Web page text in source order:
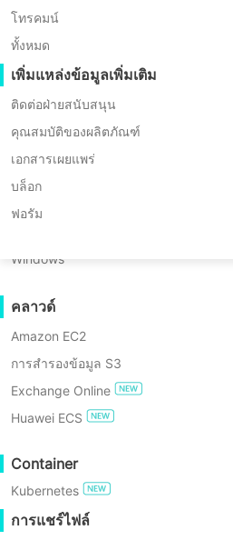
การย้ายข้อมูล C2V
การย้ายข้อมูล P2C
กู้คืนได้
การตรวจสอบการกู้คืนเครื่องเสมือน
การตรวจสอบการกู้คืนระบบปฏิบัติการ
ความปลอดภัยของข้อมูล
สำรองข้อมูลไปยังคลาวด์
การปฏิบัติตาม GDPR
Oracle OLVM
XenServer/Citrix Hypervisor
KayGrid
FusionOne Compute
Windows
คลาวด์
Amazon EC2
การสำรองข้อมูล S3
Exchange Online
Huawei ECS
Container
Kubernetes
การแชร์ไฟล์
โทรคมน์
ทั้งหมด
เพิ่มแหล่งข้อมูลเพิ่มเติม
ติดต่อฝ่ายสนับสนุน
คุณสมบัติของผลิตภัณฑ์
เอกสารเผยแพร่
บล็อก
ฟอรัม
เสมือนที่มีประสิทธิภาพ เสถีย
เพื่อตอบสนองความต้องการของ
ขณะทำงานที่ Melon Cloud ออฟโรด
วางแผนสถาปัตยกรรมแพลตฟอร์มคลา
ระบบเสมือนจริง เช่น VMwareและ
ความปลอดภัยของเครือข่ายและโครง
โครงการขนาดใหญ่หลายโครงการ ตั้
ของศูนย์ข้อมูลระดับองค์กร ส่งผลให้เ